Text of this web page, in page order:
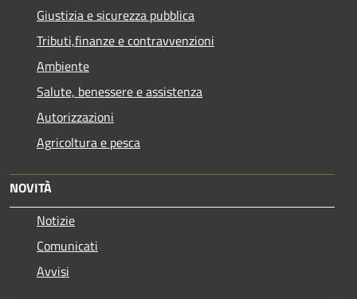
Giustizia e sicurezza pubblica
Tributi,finanze e contravvenzioni
Ambiente
Salute, benessere e assistenza
Autorizzazioni
Agricoltura e pesca
NOVITÀ
Notizie
Comunicati
Avvisi